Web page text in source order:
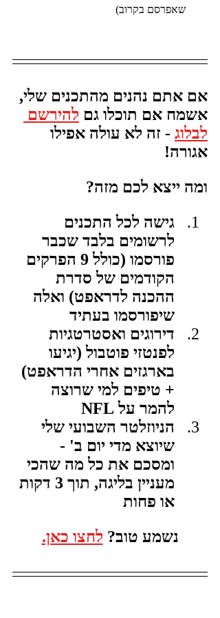
שאפרסם בקרוב)
אם אתם נהנים מהתכנים שלי,
אשמח אם תוכלו גם להירשם
לבלוג - זה לא עולה אפילו
אגורה!
ומה ייצא לכם מזה?
גישה לכל התכנים
לרשומים בלבד שכבר
פורסמו (כולל 9 הפרקים
הקודמים של סדרת
ההכנה לדראפט) ואלה
שיפורסמו בעתיד
דירוגים ואסטרטגיות
לפנטזי פוטבול (יגיעו
בארגזים אחרי הדראפט)
+ טיפים למי שרוצה
להמר על NFL
הניוזלטר השבועי שלי
שיוצא מדי יום ב' -
ומסכם את כל מה שהכי
מעניין בליגה, תוך 3 דקות
או פחות
נשמע טוב? לחצו כאן.